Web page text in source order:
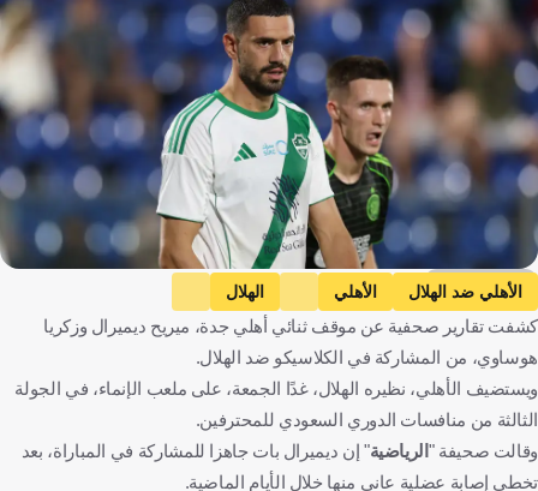
Getty Images
الأهلي ضد الهلال الأهلي
الهلال
دوري روشن السعودي
ميريح ديميرال
زكريا هوساوي
المملكة العربية السعودية
كرة قدم
كشفت تقارير صحفية عن موقف ثنائي أهلي جدة، ميريح ديميرال وزكريا
هوساوي، من المشاركة في الكلاسيكو ضد الهلال.
ويستضيف الأهلي، نظيره الهلال، غدًا الجمعة، على ملعب الإنماء، في الجولة
الثالثة من منافسات الدوري السعودي للمحترفين.
وقالت صحيفة " الرياضية" إن ديميرال بات جاهزا للمشاركة في المباراة، بعد
تخطي إصابة عضلية عانى منها خلال الأيام الماضية.